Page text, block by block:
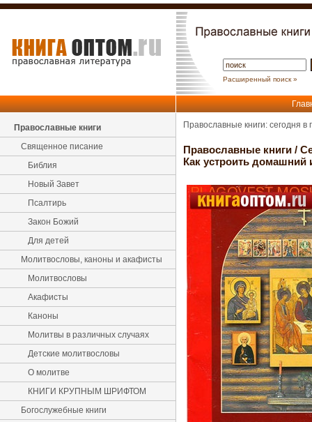
Расширенный поиск »
Православные книги
Священное писание
Библия
Новый Завет
Псалтирь
Закон Божий
Для детей
Молитвословы, каноны и акафисты
Молитвословы
Акафисты
Каноны
Молитвы в различных случаях
Детские молитвословы
О молитве
КНИГИ КРУПНЫМ ШРИФТОМ
Богослужебные книги
Православные книги: сегодня
Православные книги /
Как устроить домашний